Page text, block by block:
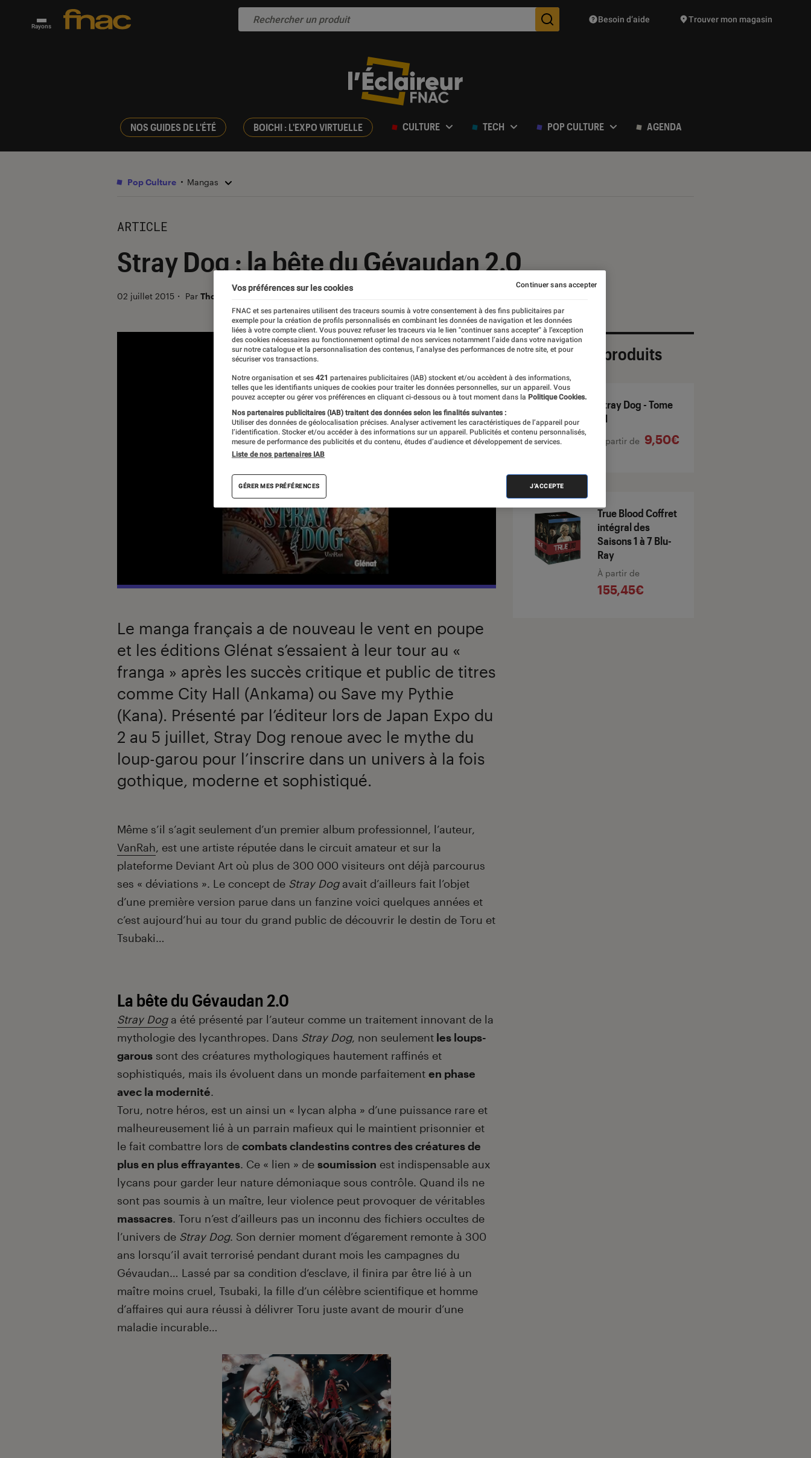
Rayons Des suggestions de produits vont vous être proposées
Besoin d’aide Trouver mon magasin
NOS GUIDES DE L'ÉTÉ BOICHI : L'EXPO VIRTUELLE CULTURE TECH POP CULTURE AGENDA
Pop Culture Mangas
ARTICLE
Stray Dog : la bête du Gévaudan 2.0
02 juillet 2015 ・ Par Thomas M.
Le manga français a de nouveau le vent en poupe
et les éditions Glénat s’essaient à leur tour au «
franga » après les succès critique et public de titres
comme City Hall (Ankama) ou Save my Pythie
(Kana). Présenté par l’éditeur lors de Japan Expo du
2 au 5 juillet, Stray Dog renoue avec le mythe du
loup-garou pour l’inscrire dans un univers à la fois
gothique, moderne et sophistiqué.
Introduction
Même s’il s’agit seulement d’un premier album professionnel, l’auteur,
VanRah, est une artiste réputée dans le circuit amateur et sur la
plateforme Deviant Art où plus de 300 000 visiteurs ont déjà parcourus
ses « déviations ». Le concept de Stray Dogavait d’ailleurs fait l’objet
d’une première version parue dans un fanzine voici quelques années et
c’est aujourd’hui au tour du grand public de découvrir le destin de Toru et
Tsubaki…
La bête du Gévaudan 2.0
Stray Doga été présenté par l’auteur comme un traitement innovant de la
mythologie des lycanthropes. Dans Stray Dog, non seulement les loups-
garous sont des créatures mythologiques hautement raffinés et
sophistiqués, mais ils évoluent dans un monde parfaitement en phase
avec la modernité.
Toru, notre héros, est un ainsi un « lycan alpha » d’une puissance rare et
malheureusement lié à un parrain mafieux qui le maintient prisonnier et
le fait combattre lors de combats clandestins contres des créatures de
plus en plus effrayantes. Ce « lien » de soumission est indispensable aux
lycans pour garder leur nature démoniaque sous contrôle. Quand ils ne
sont pas soumis à un maître, leur violence peut provoquer de véritables
massacres. Toru n’est d’ailleurs pas un inconnu des fichiers occultes de
l’univers de Stray Dog. Son dernier moment d’égarement remonte à 300
ans lorsqu’il avait terrorisé pendant durant mois les campagnes du
Gévaudan… Lassé par sa condition d’esclave, il finira par être lié à un
maître moins cruel, Tsubaki, la fille d’un célèbre scientifique et homme
d’affaires qui aura réussi à délivrer Toru juste avant de mourir d’une
maladie incurable…
Sélection de produits
Stray Dog - Tome
01
À partir de 9,50€
True Blood Coffret
intégral des
Saisons 1 à 7 Blu-
Ray
À partir de
155,45€
Vos préférences sur les cookies
FNAC et ses partenaires utilisent des traceurs soumis à votre consentement à des fins publicitaires par
exemple pour la création de profils personnalisés en combinant les données de navigation et les données
liées à votre compte client. Vous pouvez refuser les traceurs via le lien "continuer sans accepter" à l’exception
des cookies nécessaires au fonctionnement optimal de nos services notamment l’aide dans votre navigation
sur notre catalogue et la personnalisation des contenus, l’analyse des performances de notre site, et pour
sécuriser vos transactions.
Notre organisation et ses 421 partenaires publicitaires (IAB) stockent et/ou accèdent à des informations,
telles que les identifiants uniques de cookies pour traiter les données personnelles, sur un appareil. Vous
pouvez accepter ou gérer vos préférences en cliquant ci-dessous ou à tout moment dans la Politique Cookies.
Nos partenaires publicitaires (IAB) traitent des données selon les finalités suivantes :
Utiliser des données de géolocalisation précises. Analyser activement les caractéristiques de l’appareil pour
l’identification. Stocker et/ou accéder à des informations sur un appareil. Publicités et contenu personnalisés,
mesure de performance des publicités et du contenu, études d’audience et développement de services.
Liste de nos partenaires IAB
GÉRER MES PRÉFÉRENCES J'ACCEPTE
Continuer sans accepter